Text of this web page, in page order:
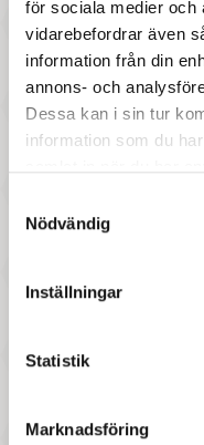
för sociala medier och
vidarebefordrar även
information från din
annons- och
Dessa kan i sin tur
information som du
Nödvändig
Inställningar
Statistik
Marknadsföring
6 andra produkter i
Steiff - Disney Originals